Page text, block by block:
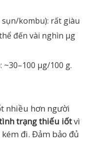
kombu): rất giàu
đến vài nghìn µg
~30–100 µg/100 g.
nhiều hơn người
trạng thiếu iốtvì
đi. Đảm bảo đủ